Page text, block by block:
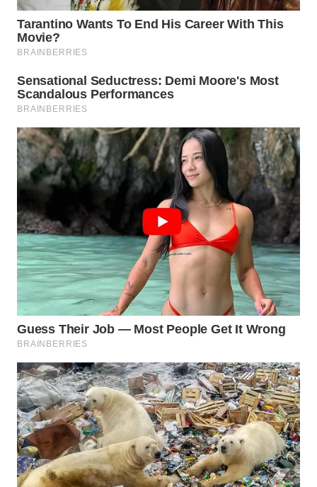
WN
TANJUNG
WN
WN
SIMALUNGUN
LABUHANBATU
WN
TAPANULI
TENGAH
WN DELI
SERDANG
WN
TEBING
TINGGI
WN
PAKPAK